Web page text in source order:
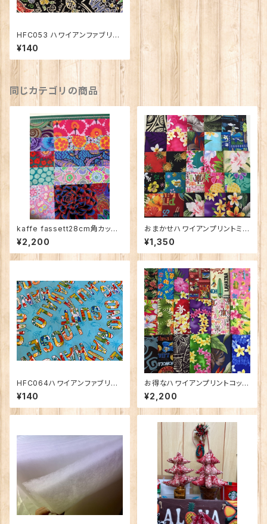
HFC053 ハワイアンファブリッ
ク コットン100％ 数量5（50c
m）から
¥140
同じカテゴリの商品
kaffe fassett28cm角カット
クロス10枚
¥2,200
おまかせハワイアンプリントミニ
カットクロス50枚
¥1,350
HFC064ハワイアンファブリッ
ク word コットン100％（50cm
から）
¥140
お得なハワイアンプリントコット
ン（30×50cm）店長おまかせ1
0枚セット
¥2,200